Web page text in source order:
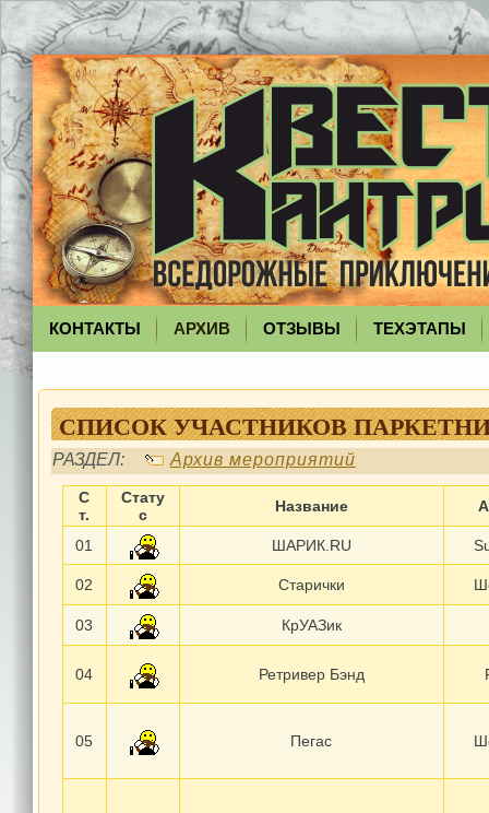
КОНТАКТЫ АРХИВ ОТЗЫВЫ ТЕХЭТАПЫ
СПИСОК УЧАСТНИКОВ
РАЗДЕЛ: Архив мероприятий
С
т.
Стату
с
Название
01 ШАРИК.RU
02 Старички
03 КрУАЗик
04 Ретривер Бэнд
05 Пегас